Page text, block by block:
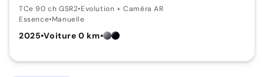
TCe 90 ch GSR2•Evolution + Caméra AR
Essence•Manuelle
2025•Voiture 0 km•